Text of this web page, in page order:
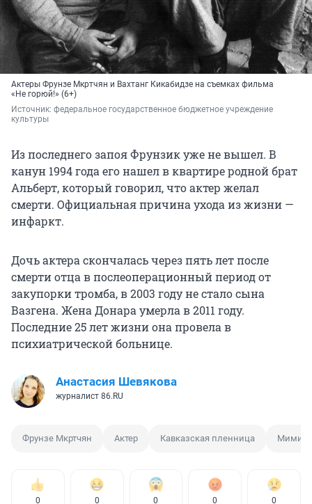
Актеры Фрунзе Мкртчян и Вахтанг Кикабидзе на съемках фильма
«Не горюй!» (6+)
Источник: федеральное государственное бюджетное учреждение
культуры
Из последнего запоя Фрунзик уже не вышел. В
канун 1994 года его нашел в квартире родной брат
Альберт, который говорил, что актер желал
смерти. Официальная причина ухода из жизни —
инфаркт.
Дочь актера скончалась через пять лет после
смерти отца в послеоперационный период от
закупорки тромба, в 2003 году не стало сына
Вазгена. Жена Донара умерла в 2011 году.
Последние 25 лет жизни она провела в
психиатрической больнице.
Анастасия Шевякова
журналист 86.RU
Фрунзе Мкртчян Актер Кавказская пленница
0 0 0 0 0